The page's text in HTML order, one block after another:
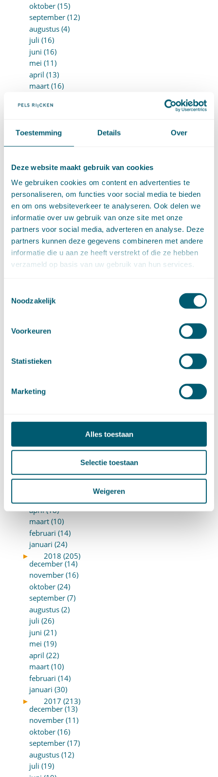
Toestemming Details Over
Deze website maakt gebruik van cookies
We gebruiken cookies om content en advertenties te
personaliseren, om functies voor social media te bieden
en om ons websiteverkeer te analyseren. Ook delen we
informatie over uw gebruik van onze site met onze
partners voor social media, adverteren en analyse. Deze
partners kunnen deze gegevens combineren met andere
informatie die u aan ze heeft verstrekt of die ze hebben
verzameld op basis van uw gebruik van hun services.
Noodzakelijk
Voorkeuren
Statistieken
Marketing
Alles toestaan
Selectie toestaan
Weigeren
oktober (15)
september (12)
augustus (4)
juli (16)
juni (16)
mei (11)
april (13)
maart (16)
januari (15)
december (15)
november (9)
september (4)
juli (4)
juni (14)
mei (6)
april (11)
maart (14)
februari (11)
januari (15)
►
2020 (154)
oktober (14)
september (8)
juli (20)
april (20)
februari (12)
september (8)
juli (10)
april (18)
maart (10)
februari (14)
januari (24)
►
2018 (205)
december (14)
november (16)
oktober (24)
september (7)
augustus (2)
juli (26)
juni (21)
mei (19)
april (22)
maart (10)
februari (14)
januari (30)
►
2017 (213)
december (13)
november (11)
oktober (16)
september (17)
augustus (12)
juli (19)